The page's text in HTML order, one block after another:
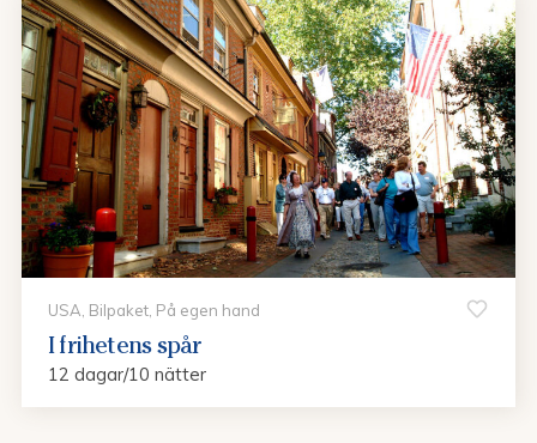
USA, Bilpaket, På egen hand
I frihetens spår
12 dagar/10 nätter